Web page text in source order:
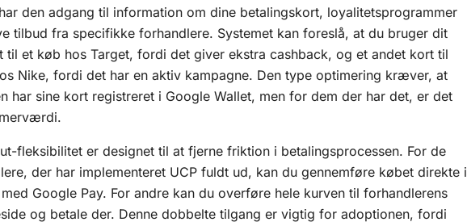
den adgang til information om dine betalingskort, loyalitetsprogrammer
tilbud fra specifikke forhandlere. Systemet kan foreslå, at du bruger dit
til et køb hos Target, fordi det giver ekstra cashback, og et andet kort til
Nike, fordi det har en aktiv kampagne. Den type optimering kræver, at
har sine kort registreret i Google Wallet, men for dem der har det, er det
fleksibilitet er designet til at fjerne friktion i betalingsprocessen. For de
der har implementeret UCP fuldt ud, kan du gennemføre købet direkte i
Google Pay. For andre kan du overføre hele kurven til forhandlerens
og betale der. Denne dobbelte tilgang er vigtig for adoptionen, fordi